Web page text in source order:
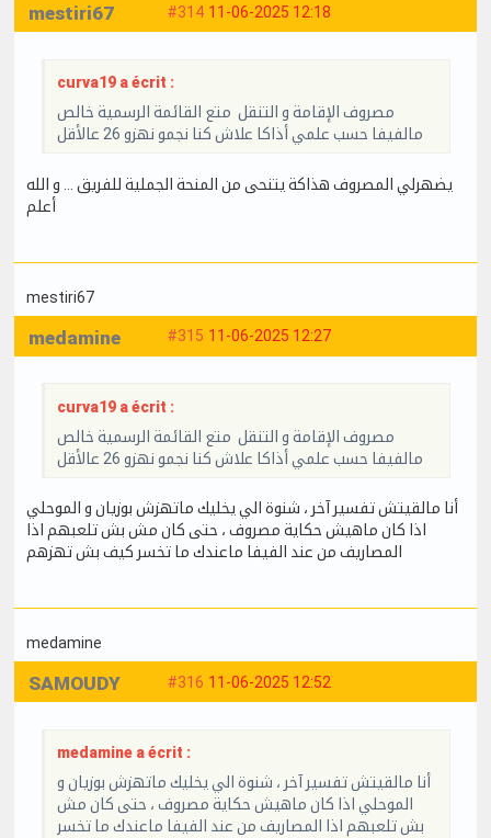
#314 11-06-2025 12:18
mestiri67
curva19 a écrit :
مصروف الإقامة و التنقل متع القائمة الرسمية خالص
مالفيفا حسب علمي أذاكا علاش كنا نجمو نهزو 26 عالأقل
يضهرلي المصروف هذاكة يتنحى من المنحة الجملية للفريق … و الله
أعلم
mestiri67
#315 11-06-2025 12:27
medamine
curva19 a écrit :
مصروف الإقامة و التنقل متع القائمة الرسمية خالص
مالفيفا حسب علمي أذاكا علاش كنا نجمو نهزو 26 عالأقل
أنا مالقيتش تفسير آخر ، شنوة الي يخليك ماتهزش بوزيان و الموحلي
اذا كان ماهيش حكاية مصروف ، حتى كان مش بش تلعبهم اذا
المصاريف من عند الفيفا ماعندك ما تخسر كيف بش تهزهم
medamine
#316 11-06-2025 12:52
SAMOUDY
medamine a écrit :
أنا مالقيتش تفسير آخر ، شنوة الي يخليك ماتهزش بوزيان و
الموحلي اذا كان ماهيش حكاية مصروف ، حتى كان مش
بش تلعبهم اذا المصاريف من عند الفيفا ماعندك ما تخسر